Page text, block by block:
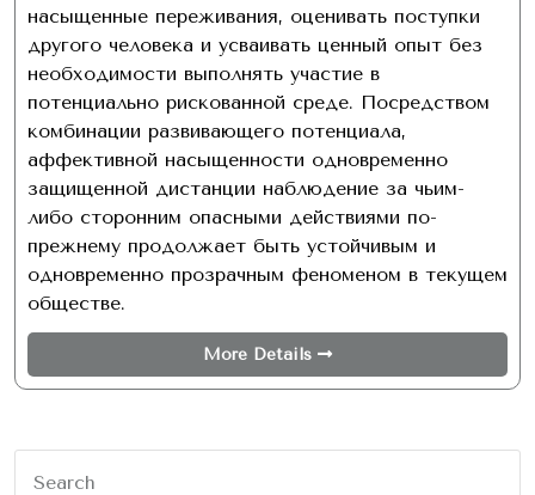
насыщенные переживания, оценивать поступки
другого человека и усваивать ценный опыт без
необходимости выполнять участие в
потенциально рискованной среде. Посредством
комбинации развивающего потенциала,
аффективной насыщенности одновременно
защищенной дистанции наблюдение за чьим-
либо сторонним опасными действиями по-
прежнему продолжает быть устойчивым и
одновременно прозрачным феноменом в текущем
обществе.
More Details
Search